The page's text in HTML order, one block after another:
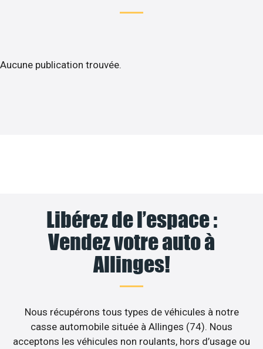
Aucune publication trouvée.
Libérez de l’espace :
Vendez votre auto à
Allinges!
Nous récupérons tous types de véhicules à notre
casse automobile située à Allinges (74). Nous
acceptons les véhicules non roulants, hors d’usage ou